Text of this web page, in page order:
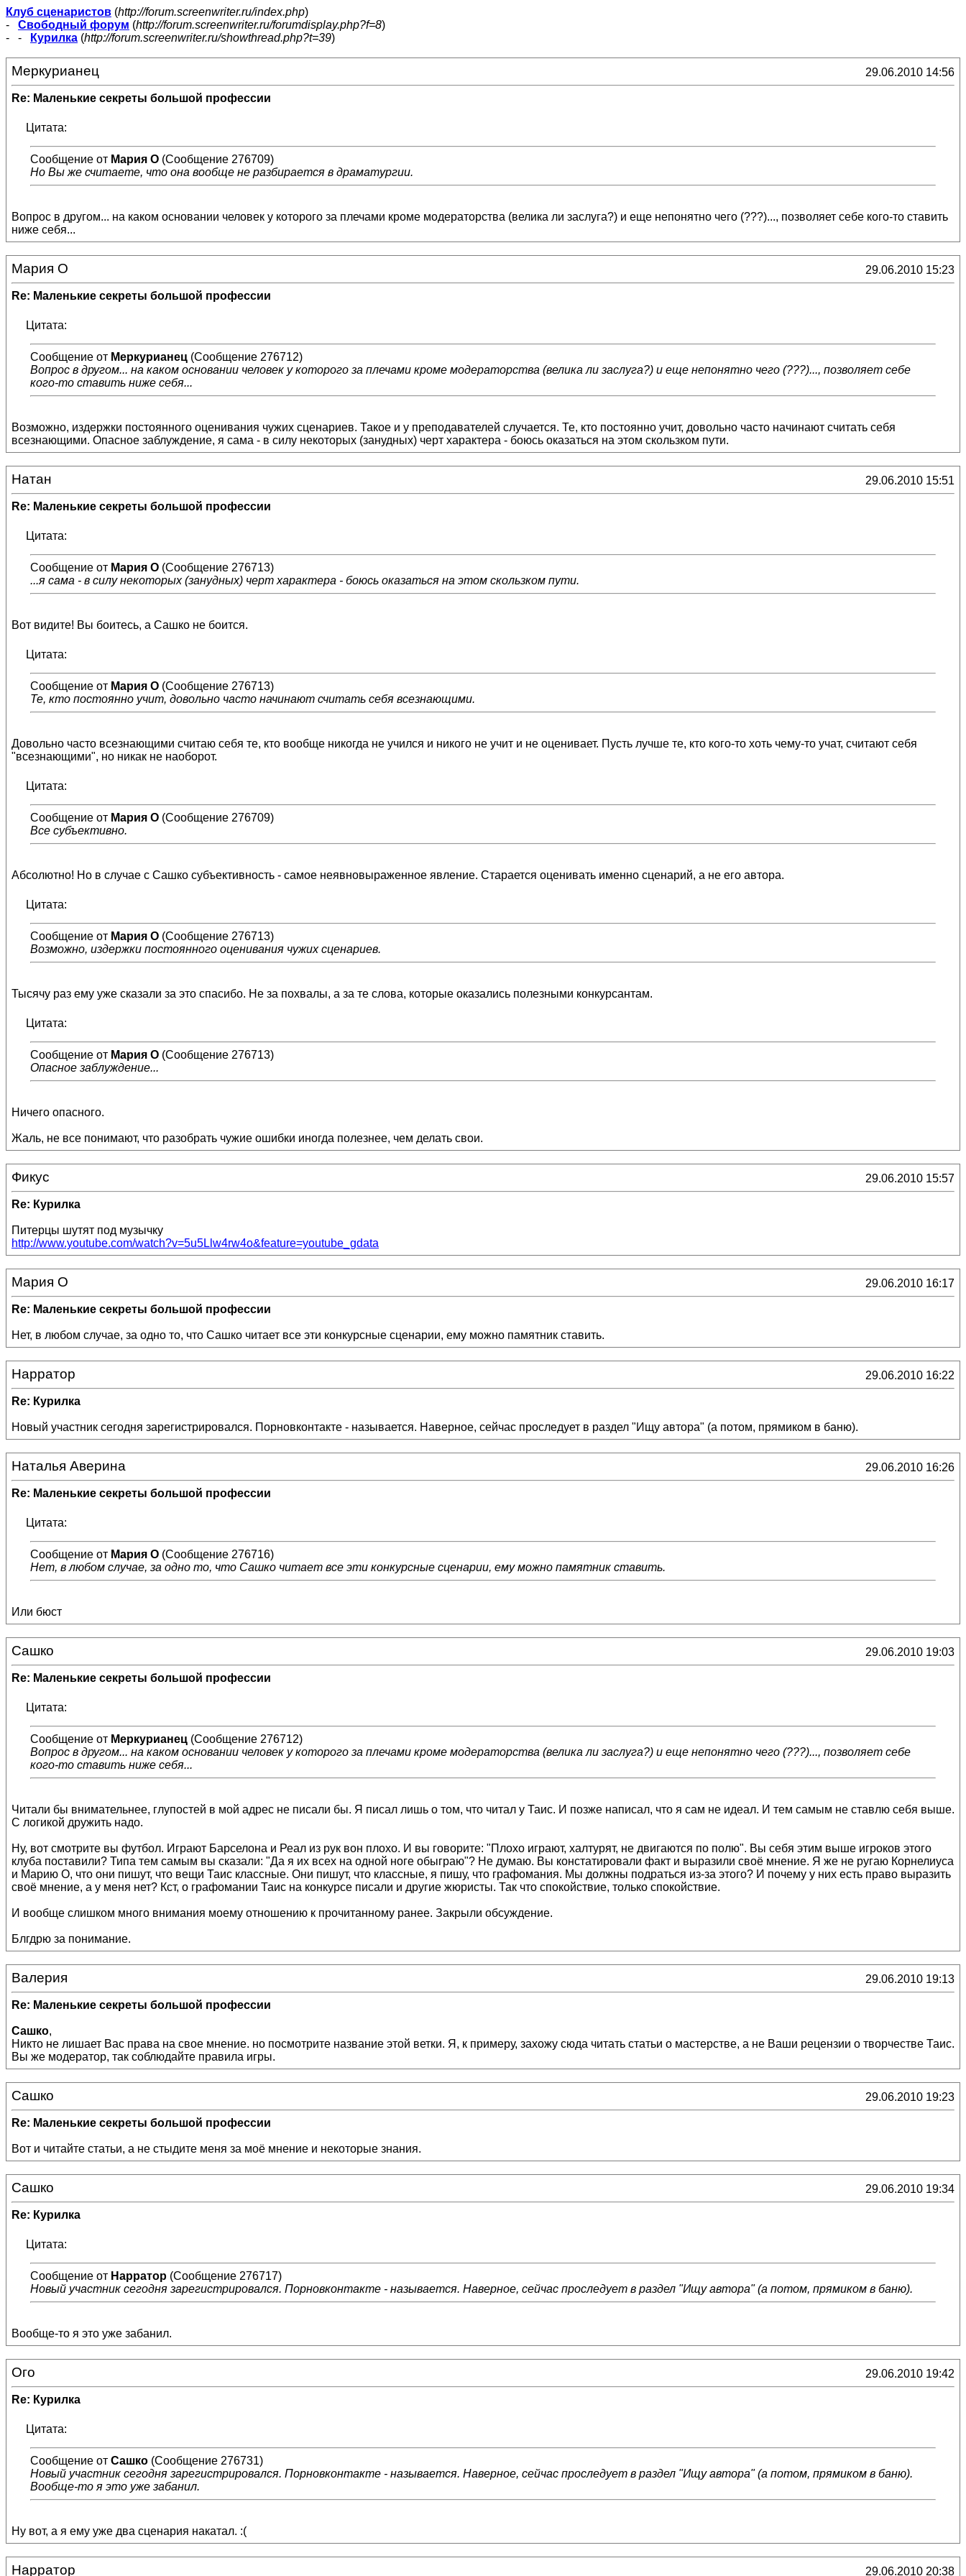
Клуб сценаристов (http://forum.screenwriter.ru/index.php)
- Свободный форум (http://forum.screenwriter.ru/forumdisplay.php?f=8)
- -
Курилка (http://forum.screenwriter.ru/showthread.php?t=39)
Меркурианец 29.06.2010 14:56
Re: Маленькие секреты большой профессии
Цитата:
Сообщение от Мария О (Сообщение 276709)
Но Вы же считаете, что она вообще не разбирается в драматургии.
Вопрос в другом... на каком основании человек у которого за плечами кроме модераторства (велика ли заслуга?) и еще непонятно чего (???)..., позволяет себе кого-то ставить
ниже себя...
Мария О 29.06.2010 15:23
Re: Маленькие секреты большой профессии
Цитата:
Сообщение от Меркурианец (Сообщение 276712)
Вопрос в другом... на каком основании человек у которого за плечами кроме модераторства (велика ли заслуга?) и еще непонятно чего (???)..., позволяет себе
кого-то ставить ниже себя...
Возможно, издержки постоянного оценивания чужих сценариев. Такое и у преподавателей случается. Те, кто постоянно учит, довольно часто начинают считать себя
всезнающими. Опасное заблуждение, я сама - в силу некоторых (занудных) черт характера - боюсь оказаться на этом скользком пути.
Натан 29.06.2010 15:51
Re: Маленькие секреты большой профессии
Цитата:
Сообщение от Мария О (Сообщение 276713)
...я сама - в силу некоторых (занудных) черт характера - боюсь оказаться на этом скользком пути.
Вот видите! Вы боитесь, а Сашко не боится.
Цитата:
Сообщение от Мария О (Сообщение 276713)
Те, кто постоянно учит, довольно часто начинают считать себя всезнающими.
Довольно часто всезнающими считаю себя те, кто вообще никогда не учился и никого не учит и не оценивает. Пусть лучше те, кто кого-то хоть чему-то учат, считают себя
"всезнающими", но никак не наоборот.
Цитата:
Сообщение от Мария О (Сообщение 276709)
Все субъективно.
Абсолютно! Но в случае с Сашко субъективность - самое неявновыраженное явление. Старается оценивать именно сценарий, а не его автора.
Цитата:
Сообщение от Мария О (Сообщение 276713)
Возможно, издержки постоянного оценивания чужих сценариев.
Тысячу раз ему уже сказали за это спасибо. Не за похвалы, а за те слова, которые оказались полезными конкурсантам.
Цитата:
Сообщение от Мария О (Сообщение 276713)
Опасное заблуждение...
Ничего опасного.
Жаль, не все понимают, что разобрать чужие ошибки иногда полезнее, чем делать свои.
Фикус 29.06.2010 15:57
Re: Курилка
Питерцы шутят под музычку
http://www.youtube.com/watch?v=5u5Llw4rw4o&feature=youtube_gdata
Мария О 29.06.2010 16:17
Re: Маленькие секреты большой профессии
Нет, в любом случае, за одно то, что Сашко читает все эти конкурсные сценарии, ему можно памятник ставить.
Нарратор 29.06.2010 16:22
Re: Курилка
Новый участник сегодня зарегистрировался. Порновконтакте - называется. Наверное, сейчас проследует в раздел "Ищу автора" (а потом, прямиком в баню).
Наталья Аверина 29.06.2010 16:26
Re: Маленькие секреты большой профессии
Цитата:
Сообщение от Мария О (Сообщение 276716)
Нет, в любом случае, за одно то, что Сашко читает все эти конкурсные сценарии, ему можно памятник ставить.
Или бюст
Сашко 29.06.2010 19:03
Re: Маленькие секреты большой профессии
Цитата:
Сообщение от Меркурианец (Сообщение 276712)
Вопрос в другом... на каком основании человек у которого за плечами кроме модераторства (велика ли заслуга?) и еще непонятно чего (???)..., позволяет себе
кого-то ставить ниже себя...
Читали бы внимательнее, глупостей в мой адрес не писали бы. Я писал лишь о том, что читал у Таис. И позже написал, что я сам не идеал. И тем самым не ставлю себя выше.
С логикой дружить надо.
Ну, вот смотрите вы футбол. Играют Барселона и Реал из рук вон плохо. И вы говорите: "Плохо играют, халтурят, не двигаются по полю". Вы себя этим выше игроков этого
клуба поставили? Типа тем самым вы сказали: "Да я их всех на одной ноге обыграю"? Не думаю. Вы констатировали факт и выразили своё мнение. Я же не ругаю Корнелиуса
и Марию О, что они пишут, что вещи Таис классные. Они пишут, что классные, я пишу, что графомания. Мы должны подраться из-за этого? И почему у них есть право выразить
своё мнение, а у меня нет? Кст, о графомании Таис на конкурсе писали и другие жюристы. Так что спокойствие, только спокойствие.
И вообще слишком много внимания моему отношению к прочитанному ранее. Закрыли обсуждение.
Блгдрю за понимание.
Валерия 29.06.2010 19:13
Re: Маленькие секреты большой профессии
Сашко,
Никто не лишает Вас права на свое мнение. но посмотрите название этой ветки. Я, к примеру, захожу сюда читать статьи о мастерстве, а не Ваши рецензии о творчестве Таис.
Вы же модератор, так соблюдайте правила игры.
Сашко 29.06.2010 19:23
Re: Маленькие секреты большой профессии
Вот и читайте статьи, а не стыдите меня за моё мнение и некоторые знания.
Сашко 29.06.2010 19:34
Re: Курилка
Цитата:
Сообщение от Нарратор (Сообщение 276717)
Новый участник сегодня зарегистрировался. Порновконтакте - называется. Наверное, сейчас проследует в раздел "Ищу автора" (а потом, прямиком в баню).
Вообще-то я это уже забанил.
Ого 29.06.2010 19:42
Re: Курилка
Цитата:
Сообщение от Сашко (Сообщение 276731)
Новый участник сегодня зарегистрировался. Порновконтакте - называется. Наверное, сейчас проследует в раздел "Ищу автора" (а потом, прямиком в баню).
Вообще-то я это уже забанил.
Ну вот, а я ему уже два сценария накатал. :(
Нарратор 29.06.2010 20:38